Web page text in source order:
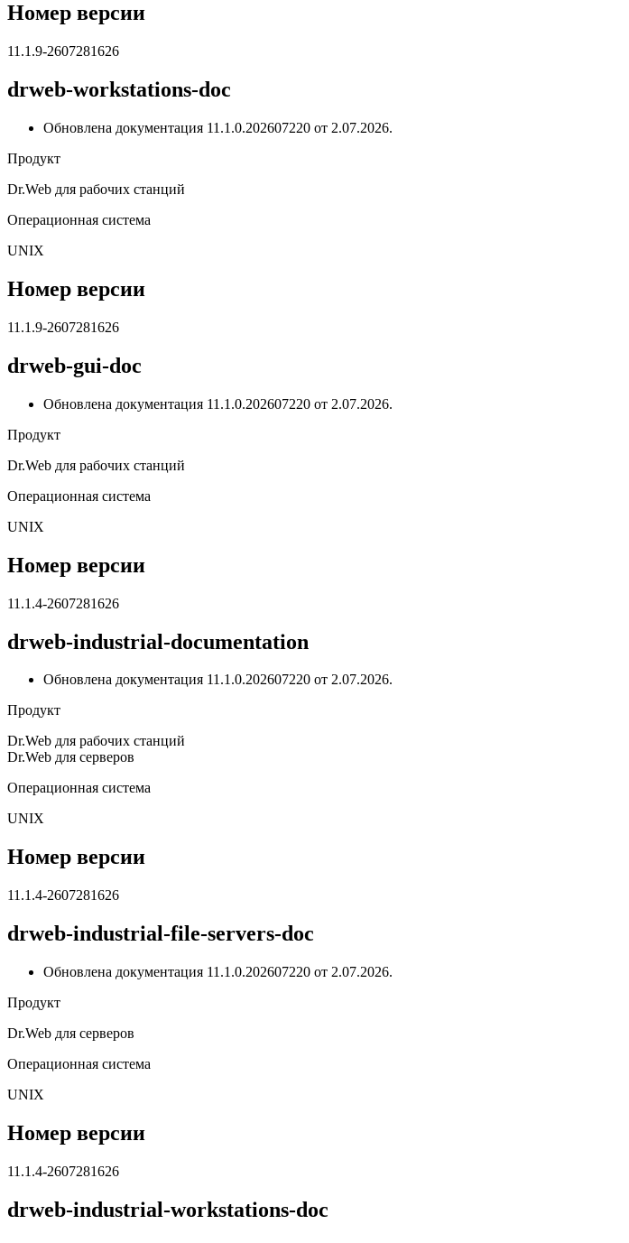
Номер версии
11.1.9-2607281626
drweb-workstations-doc
Обновлена документация 11.1.0.202607220 от 2.07.2026.
Продукт
Dr.Web для рабочих станций
Операционная система
UNIX
Номер версии
11.1.9-2607281626
drweb-gui-doc
Обновлена документация 11.1.0.202607220 от 2.07.2026.
Продукт
Dr.Web для рабочих станций
Операционная система
UNIX
Номер версии
11.1.4-2607281626
drweb-industrial-documentation
Обновлена документация 11.1.0.202607220 от 2.07.2026.
Продукт
Dr.Web для рабочих станций
Dr.Web для серверов
Операционная система
UNIX
Номер версии
11.1.4-2607281626
drweb-industrial-file-servers-doc
Обновлена документация 11.1.0.202607220 от 2.07.2026.
Продукт
Dr.Web для серверов
Операционная система
UNIX
Номер версии
11.1.4-2607281626
drweb-industrial-workstations-doc